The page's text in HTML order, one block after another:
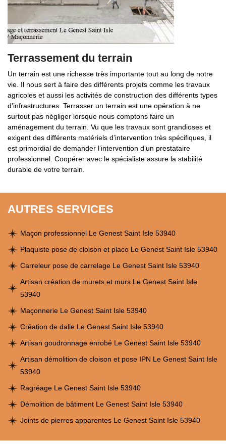
Terrassement du terrain
Un terrain est une richesse très importante tout au long de notre
vie. Il nous sert à faire des différents projets comme les travaux
agricoles et aussi les activités de construction des différents types
d’infrastructures. Terrasser un terrain est une opération à ne
surtout pas négliger lorsque nous comptons faire un
aménagement du terrain. Vu que les travaux sont grandioses et
exigent des différents matériels d’intervention très spécifiques, il
est primordial de demander l’intervention d’un prestataire
professionnel. Coopérer avec le spécialiste assure la stabilité
durable de votre terrain.
AUTRES SERVICES
Maçon professionnel Le Genest Saint Isle 53940
Plaquiste pose de cloison et placo Le Genest Saint Isle 53940
Carreleur pose de carrelage Le Genest Saint Isle 53940
Artisan création de murets et murs Le Genest Saint Isle
53940
Maçonnerie Le Genest Saint Isle 53940
Création de dalle Le Genest Saint Isle 53940
Artisan goudronnage enrobé Le Genest Saint Isle 53940
Artisan démolition de cloison et pose IPN Le Genest Saint Isle
53940
Ragréage Le Genest Saint Isle 53940
Démolition de bâtiment Le Genest Saint Isle 53940
Joints de pierres apparentes Le Genest Saint Isle 53940